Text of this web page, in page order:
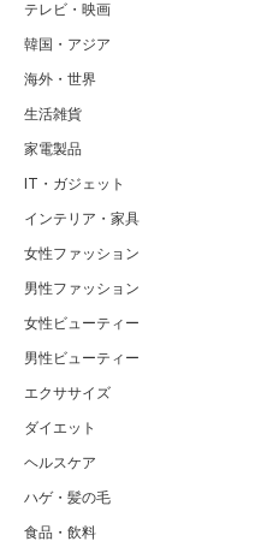
テレビ・映画
韓国・アジア
海外・世界
生活雑貨
家電製品
IT・ガジェット
インテリア・家具
女性ファッション
男性ファッション
女性ビューティー
男性ビューティー
エクササイズ
ダイエット
ヘルスケア
ハゲ・髪の毛
食品・飲料